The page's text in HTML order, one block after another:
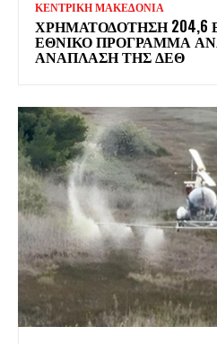
ΚΕΝΤΡΙΚΗ ΜΑΚΕΔΟΝΙΑ
ΧΡΗΜΑΤΟΔΌΤΗΣΗ 204,6
ΕΘΝΙΚΌ ΠΡΌΓΡΑΜΜΑ
ΑΝΆΠΛΑΣΗ ΤΗΣ ΔΕΘ